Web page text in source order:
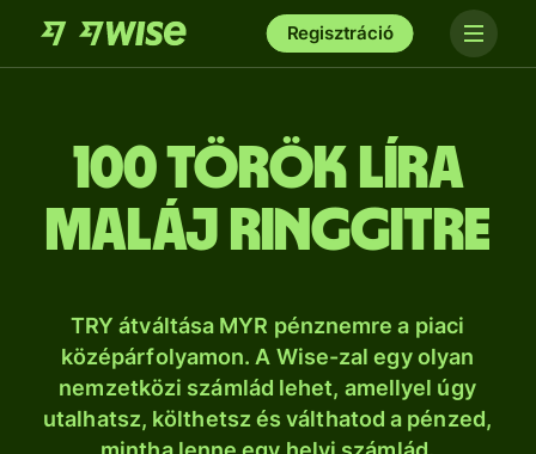
Regisztráció
100 török líra
maláj ringgitre
TRY átváltása MYR pénznemre a piaci
középárfolyamon. A Wise-zal egy olyan
nemzetközi számlád lehet, amellyel úgy
utalhatsz, költhetsz és válthatod a pénzed,